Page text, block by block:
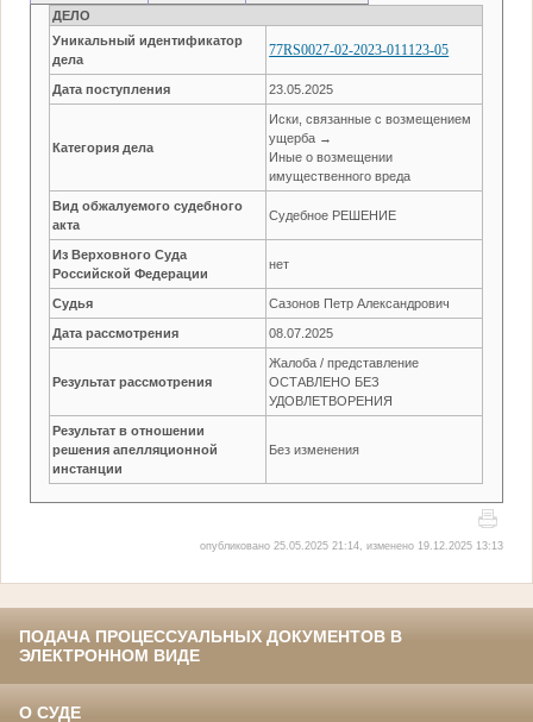
ДЕЛО
Уникальный идентификатор
дела
77RS0027-02-2023-011123-05
Дата поступления 23.05.2025
Категория дела
Иски, связанные с возмещением
ущерба →
Иные о возмещении
имущественного вреда
Вид обжалуемого судебного
акта
Судебное РЕШЕНИЕ
Из Верховного Суда
Российской Федерации
нет
Судья Сазонов Петр Александрович
Дата рассмотрения 08.07.2025
Результат рассмотрения
Жалоба / представление
ОСТАВЛЕНО БЕЗ
УДОВЛЕТВОРЕНИЯ
Результат в отношении
решения апелляционной
инстанции
Без изменения
опубликовано 25.05.2025 21:14, изменено 19.12.2025 13:13
ПОДАЧА ПРОЦЕССУАЛЬНЫХ ДОКУМЕНТОВ В
ЭЛЕКТРОННОМ ВИДЕ
О СУДЕ